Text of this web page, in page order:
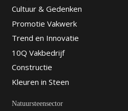
Cultuur & Gedenken
Promotie Vakwerk
Trend en Innovatie
10Q Vakbedrijf
Constructie
Kleuren in Steen
Natuursteensector